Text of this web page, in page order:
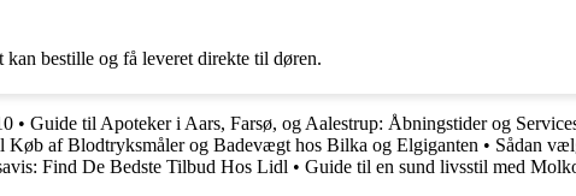
bestille og få leveret direkte til døren.
• Guide til Apoteker i Aars, Farsø, og Aalestrup: Åbningstider og
Køb af Blodtryksmåler og Badevægt hos Bilka og Elgiganten • Sådan
Find De Bedste Tilbud Hos Lidl • Guide til en sund livsstil med